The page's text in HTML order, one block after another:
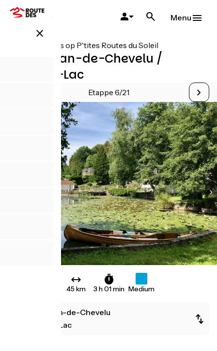
Overslaan
close
Menu
Alle etappes op P'tites Routes du Soleil
Saint-Jean-de-Chevelu /
Lépin-le-Lac
Etappe 6/21
45 km 3 h 01 min Medium
Saint-Jean-de-Chevelu
Lépin-le-Lac